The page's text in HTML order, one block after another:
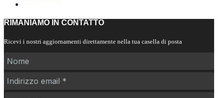
RIMANIAMO IN CONTATTO
Ricevi i nostri aggiornamenti direttamente nella tua casella di posta